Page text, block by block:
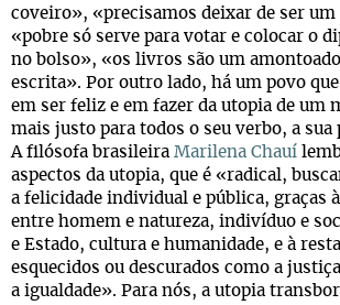
coveiro», «precisamos deixar de ser um
«pobre só serve para votar e colocar o
no bolso», «os livros são um
escrita». Por outro lado, há um povo
em ser feliz e em fazer da utopia de um
mais justo para todos o seu verbo, a sua
A filósofa brasileira Marilena Chauí
aspectos da utopia, que é «radical,
a felicidade individual e pública, graças
entre homem e natureza, indivíduo e
e Estado, cultura e humanidade, e à
esquecidos ou descurados como a
a igualdade». Para nós, a utopia